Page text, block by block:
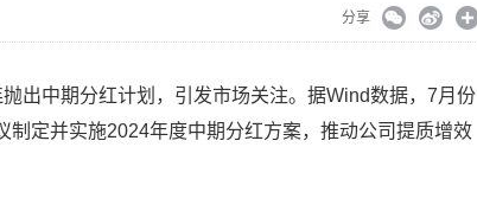
分享
出中期分红计划，引发市场关注。据Wind数据，7月份
制定并实施2024年度中期分红方案，推动公司提质增效